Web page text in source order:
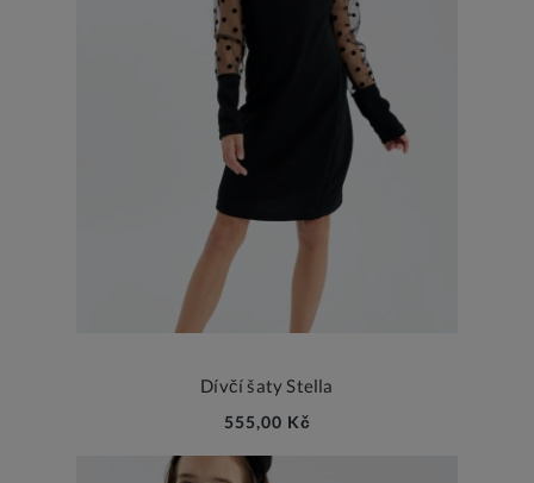
Dívčí šaty Stella
555,00 Kč